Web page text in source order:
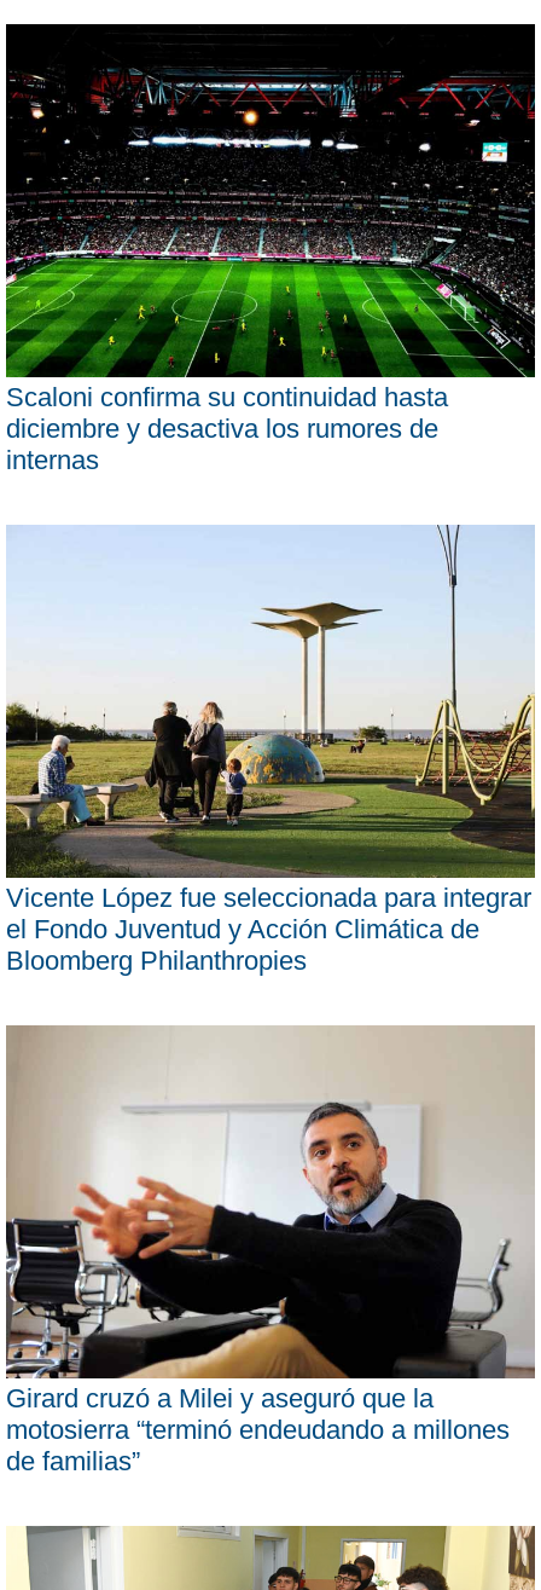
Scaloni confirma su continuidad hasta
diciembre y desactiva los rumores de
internas
Vicente López fue seleccionada para integrar
el Fondo Juventud y Acción Climática de
Bloomberg Philanthropies
Girard cruzó a Milei y aseguró que la
motosierra “terminó endeudando a millones
de familias”